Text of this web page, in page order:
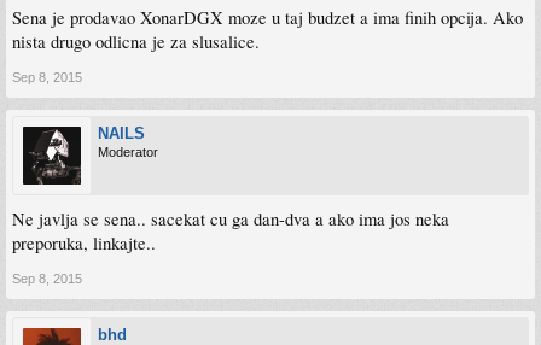
Sena je prodavao XonarDGX moze u taj budzet a ima finih opcija. Ako
nista drugo odlicna je za slusalice.
Sep 8, 2015
NAILS
Moderator
Ne javlja se sena.. sacekat cu ga dan-dva a ako ima jos neka
preporuka, linkajte..
Sep 8, 2015
bhd